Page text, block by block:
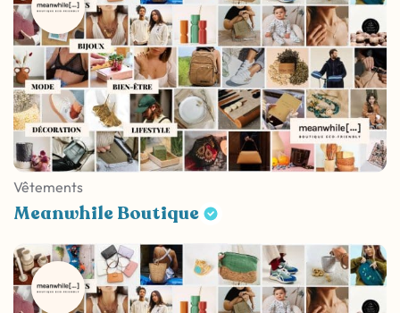
Vêtements
Meanwhile Boutique